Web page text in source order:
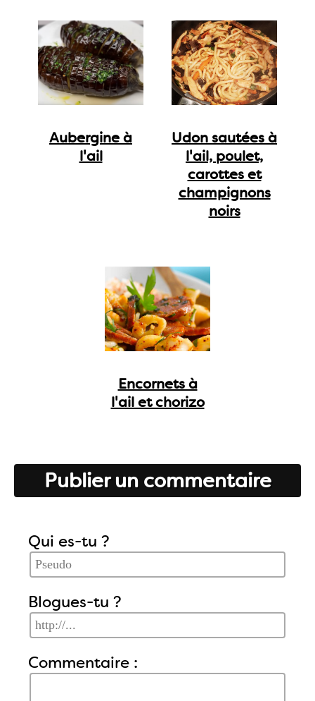
Aubergine à
l'ail
Udon sautées à
l'ail, poulet,
carottes et
champignons
noirs
Encornets à
l'ail et chorizo
Publier un commentaire
Qui es-tu ?
Blogues-tu ?
Commentaire :